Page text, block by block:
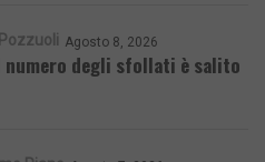
Pozzuoli Agosto 8, 2026
numero degli sfollati è salito